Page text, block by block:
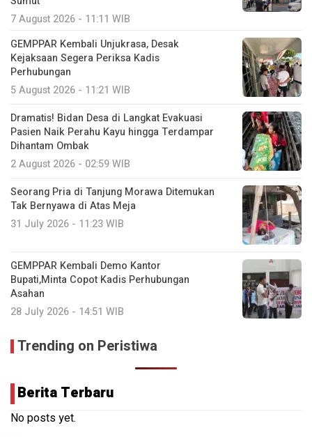
7 August 2026 - 11:11 WIB
GEMPPAR Kembali Unjukrasa, Desak
Kejaksaan Segera Periksa Kadis
Perhubungan
5 August 2026 - 11:21 WIB
Dramatis! Bidan Desa di Langkat Evakuasi
Pasien Naik Perahu Kayu hingga Terdampar
Dihantam Ombak
2 August 2026 - 02:59 WIB
Seorang Pria di Tanjung Morawa Ditemukan
Tak Bernyawa di Atas Meja
31 July 2026 - 11:23 WIB
GEMPPAR Kembali Demo Kantor
Bupati,Minta Copot Kadis Perhubungan
Asahan
28 July 2026 - 14:51 WIB
Trending on Peristiwa
Berita Terbaru
No posts yet.